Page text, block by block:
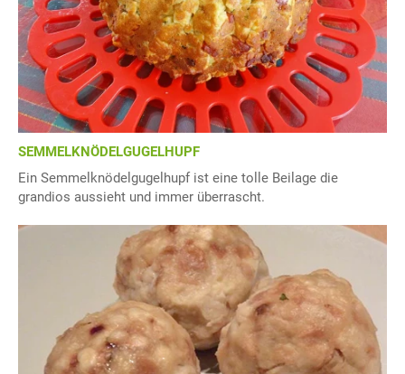
SEMMELKNÖDELGUGELHUPF
Ein Semmelknödelgugelhupf ist eine tolle Beilage die
grandios aussieht und immer überrascht.